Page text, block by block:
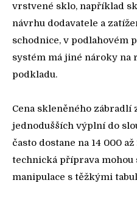
vrstvené sklo, například
návrhu dodavatele a
schodnice, v podlahovém
systém má jiné nároky na
podkladu.
Cena skleněného zábradlí
jednodušších výplní do
často dostane na 14 000
technická příprava mohou
manipulace s těžkými